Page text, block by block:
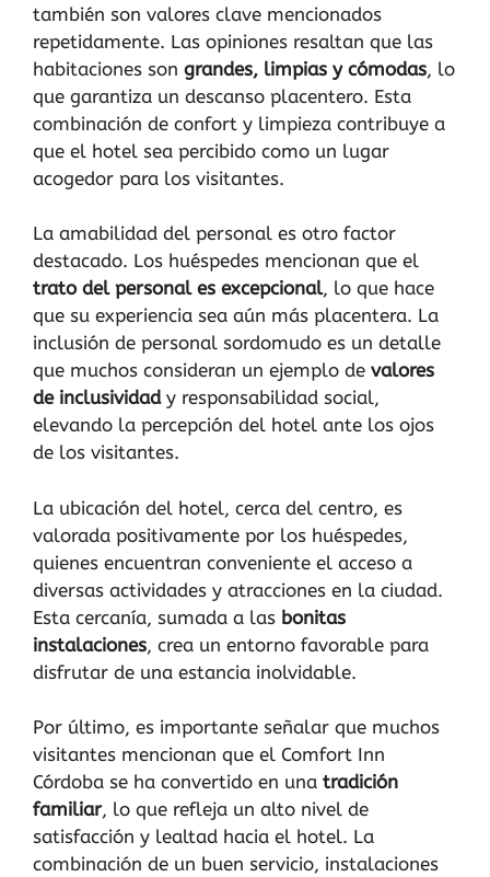
también son valores clave mencionados
repetidamente. Las opiniones resaltan que las
habitaciones son grandes, limpias y cómodas, lo
que garantiza un descanso placentero. Esta
combinación de confort y limpieza contribuye a
que el hotel sea percibido como un lugar
acogedor para los visitantes.
La amabilidad del personal es otro factor
destacado. Los huéspedes mencionan que el
trato del personal es excepcional, lo que hace
que su experiencia sea aún más placentera. La
inclusión de personal sordomudo es un detalle
que muchos consideran un ejemplo de valores
de inclusividady responsabilidad social,
elevando la percepción del hotel ante los ojos
de los visitantes.
La ubicación del hotel, cerca del centro, es
valorada positivamente por los huéspedes,
quienes encuentran conveniente el acceso a
diversas actividades y atracciones en la ciudad.
Esta cercanía, sumada a las bonitas
instalaciones, crea un entorno favorable para
disfrutar de una estancia inolvidable.
Por último, es importante señalar que muchos
visitantes mencionan que el Comfort Inn
Córdoba se ha convertido en una tradición
familiar, lo que refleja un alto nivel de
satisfacción y lealtad hacia el hotel. La
combinación de un buen servicio, instalaciones